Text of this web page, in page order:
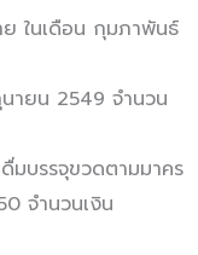
ในเดือน กุมภาพันธ์
นายน 2549 จำนวน
มบรรจุขวดตามมาคร
จำนวนเงิน